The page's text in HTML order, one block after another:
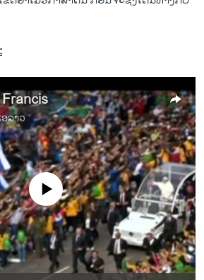
ອລາວ
source currently available